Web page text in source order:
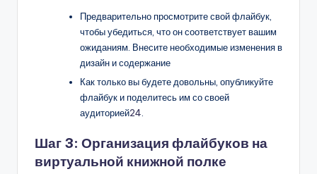
Предварительно просмотрите свой флайбук,
чтобы убедиться, что он соответствует вашим
ожиданиям. Внесите необходимые изменения в
дизайн и содержание
Как только вы будете довольны, опубликуйте
флайбук и поделитесь им со своей
аудиторией24
Шаг 3: Организация флайбуков на
виртуальной книжной полке